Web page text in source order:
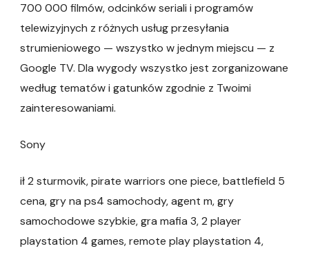
700 000 filmów, odcinków seriali i programów
telewizyjnych z różnych usług przesyłania
strumieniowego — wszystko w jednym miejscu — z
Google TV. Dla wygody wszystko jest zorganizowane
według tematów i gatunków zgodnie z Twoimi
zainteresowaniami.
Sony
ił 2 sturmovik, pirate warriors one piece, battlefield 5
cena, gry na ps4 samochody, agent m, gry
samochodowe szybkie, gra mafia 3, 2 player
playstation 4 games, remote play playstation 4,